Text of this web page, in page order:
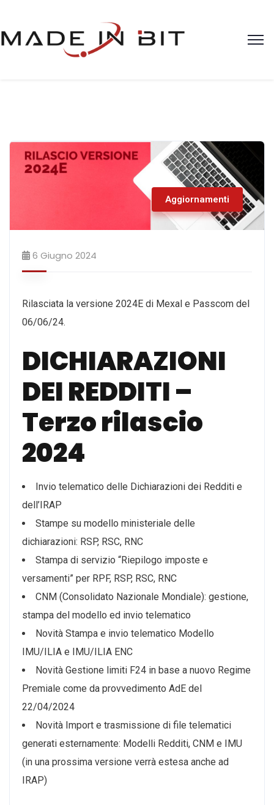
Aggiornamenti
6 Giugno 2024
Rilasciata la versione 2024E di Mexal e Passcom del
06/06/24.
DICHIARAZIONI
DEI REDDITI –
Terzo rilascio
2024
Invio telematico delle Dichiarazioni dei Redditi e
dell’IRAP
Stampe su modello ministeriale delle
dichiarazioni: RSP, RSC, RNC
Stampa di servizio “Riepilogo imposte e
versamenti” per RPF, RSP, RSC, RNC
CNM (Consolidato Nazionale Mondiale): gestione,
stampa del modello ed invio telematico
Novità Stampa e invio telematico Modello
IMU/ILIA e IMU/ILIA ENC
Novità Gestione limiti F24 in base a nuovo Regime
Premiale come da provvedimento AdE del
22/04/2024
Novità Import e trasmissione di file telematici
generati esternamente: Modelli Redditi, CNM e IMU
(in una prossima versione verrà estesa anche ad
IRAP)